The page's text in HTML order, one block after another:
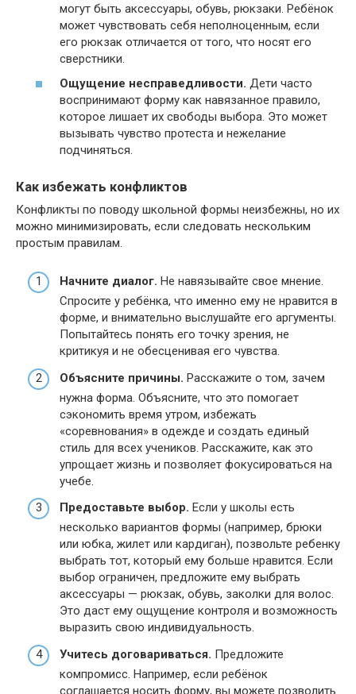
могут быть аксессуары, обувь, рюкзаки. Ребёнок
может чувствовать себя неполноценным, если
его рюкзак отличается от того, что носят его
сверстники.
Ощущение несправедливости. Дети часто
воспринимают форму как навязанное правило,
которое лишает их свободы выбора. Это может
вызывать чувство протеста и нежелание
подчиняться.
Как избежать конфликтов
Конфликты по поводу школьной формы неизбежны, но их
можно минимизировать, если следовать нескольким
простым правилам.
Начните диалог. Не навязывайте свое мнение.
Спросите у ребёнка, что именно ему не нравится в
форме, и внимательно выслушайте его аргументы.
Попытайтесь понять его точку зрения, не
критикуя и не обесценивая его чувства.
Объясните причины. Расскажите о том, зачем
нужна форма. Объясните, что это помогает
сэкономить время утром, избежать
«соревнования» в одежде и создать единый
стиль для всех учеников. Расскажите, как это
упрощает жизнь и позволяет фокусироваться на
учебе.
Предоставьте выбор. Если у школы есть
несколько вариантов формы (например, брюки
или юбка, жилет или кардиган), позвольте ребенку
выбрать тот, который ему больше нравится. Если
выбор ограничен, предложите ему выбрать
аксессуары — рюкзак, обувь, заколки для волос.
Это даст ему ощущение контроля и возможность
выразить свою индивидуальность.
Учитесь договариваться. Предложите
компромисс. Например, если ребёнок
соглашается носить форму, вы можете позволить